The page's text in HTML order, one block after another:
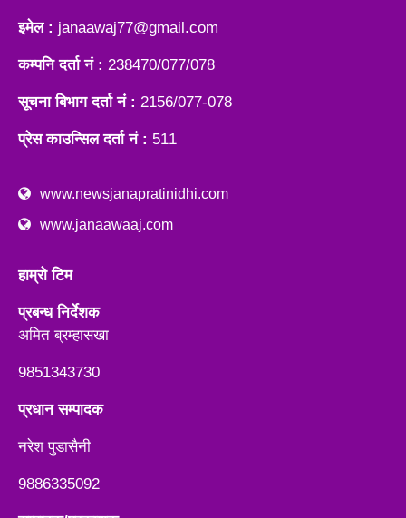
इमेल : janaawaj77@gmail.com
कम्पनि दर्ता नं : 238470/077/078
सूचना बिभाग दर्ता नं : 2156/077-078
प्रेस काउन्सिल दर्ता नं : 511
www.newsjanapratinidhi.com
www.janaawaaj.com
हाम्रो टिम
प्रबन्ध निर्देशक
अमित ब्रम्हासखा
9851343730
प्रधान सम्पादक
नरेश पुडासैनी
9886335092